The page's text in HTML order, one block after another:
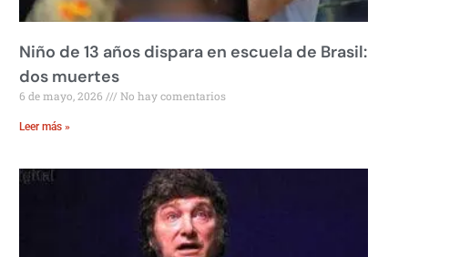
Niño de 13 años dispara en escuela de Brasil:
dos muertes
6 de mayo, 2026 No hay comentarios
Leer más »